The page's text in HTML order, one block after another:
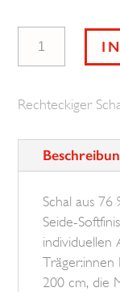
Menge
Rechteckiger
Schal aus 76
Seide-
individuellen
200 cm, die